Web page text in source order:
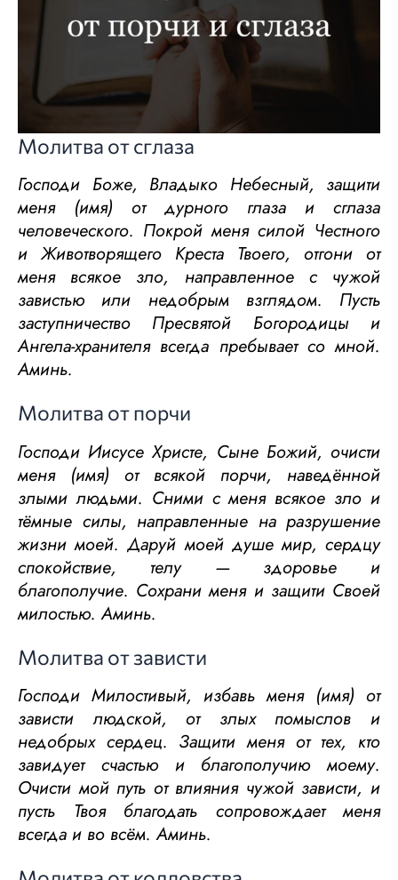
Молитва от сглаза
Господи Боже, Владыко Небесный, защити
меня (имя) от дурного глаза и сглаза
человеческого. Покрой меня силой Честного
и Животворящего Креста Твоего, отгони от
меня всякое зло, направленное с чужой
завистью или недобрым взглядом. Пусть
заступничество Пресвятой Богородицы и
Ангела-хранителя всегда пребывает со мной.
Аминь.
Молитва от порчи
Господи Иисусе Христе, Сыне Божий, очисти
меня (имя) от всякой порчи, наведённой
злыми людьми. Сними с меня всякое зло и
тёмные силы, направленные на разрушение
жизни моей. Даруй моей душе мир, сердцу
спокойствие, телу — здоровье и
благополучие. Сохрани меня и защити Своей
милостью. Аминь.
Молитва от зависти
Господи Милостивый, избавь меня (имя) от
зависти людской, от злых помыслов и
недобрых сердец. Защити меня от тех, кто
завидует счастью и благополучию моему.
Очисти мой путь от влияния чужой зависти, и
пусть Твоя благодать сопровождает меня
всегда и во всём. Аминь.